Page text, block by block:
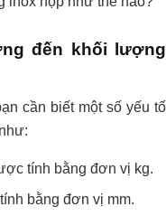
đến khối lượng
cần biết một số yếu tố
tính bằng đơn vị kg.
bằng đơn vị mm.